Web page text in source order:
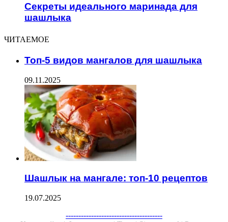
Секреты идеального маринада для
шашлыка
ЧИТАЕМОЕ
Топ-5 видов мангалов для шашлыка
09.11.2025
Шашлык на мангале: топ-10 рецептов
19.07.2025
--------------------------------------